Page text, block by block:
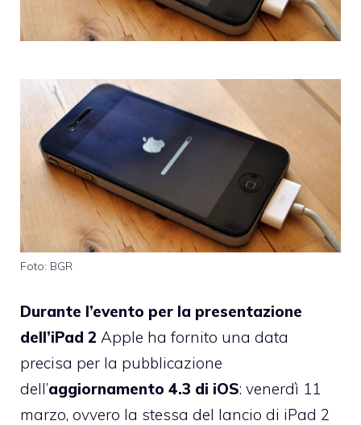
Foto: BGR
Durante l’evento per la presentazione
dell’iPad 2 Apple ha fornito una data
precisa per la pubblicazione
dell’aggiornamento 4.3 di iOS: venerdì 11
marzo, ovvero la stessa del lancio di iPad 2